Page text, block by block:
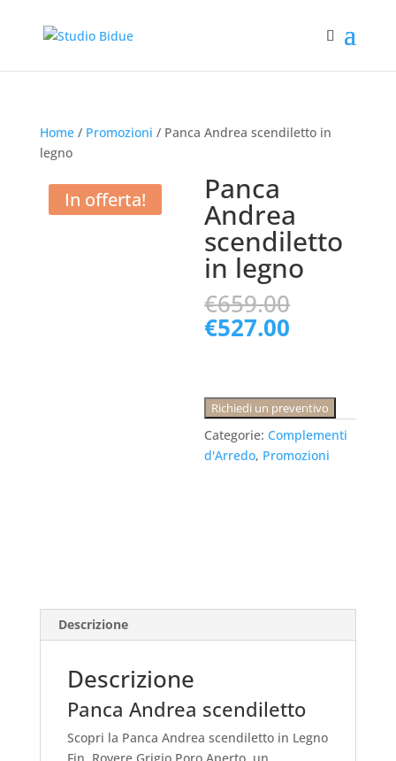
Home/ Promozioni / Panca Andrea scendiletto in
legno
In offerta! Panca
Andrea
scendiletto
in legno
€659.00
€527.00
€527.00.
Richiedi un preventivo
Categorie:Complementi
d'Arredo, Promozioni
Descrizione
Descrizione
Panca Andrea scendiletto
Scopri la Panca Andrea scendiletto in Legno